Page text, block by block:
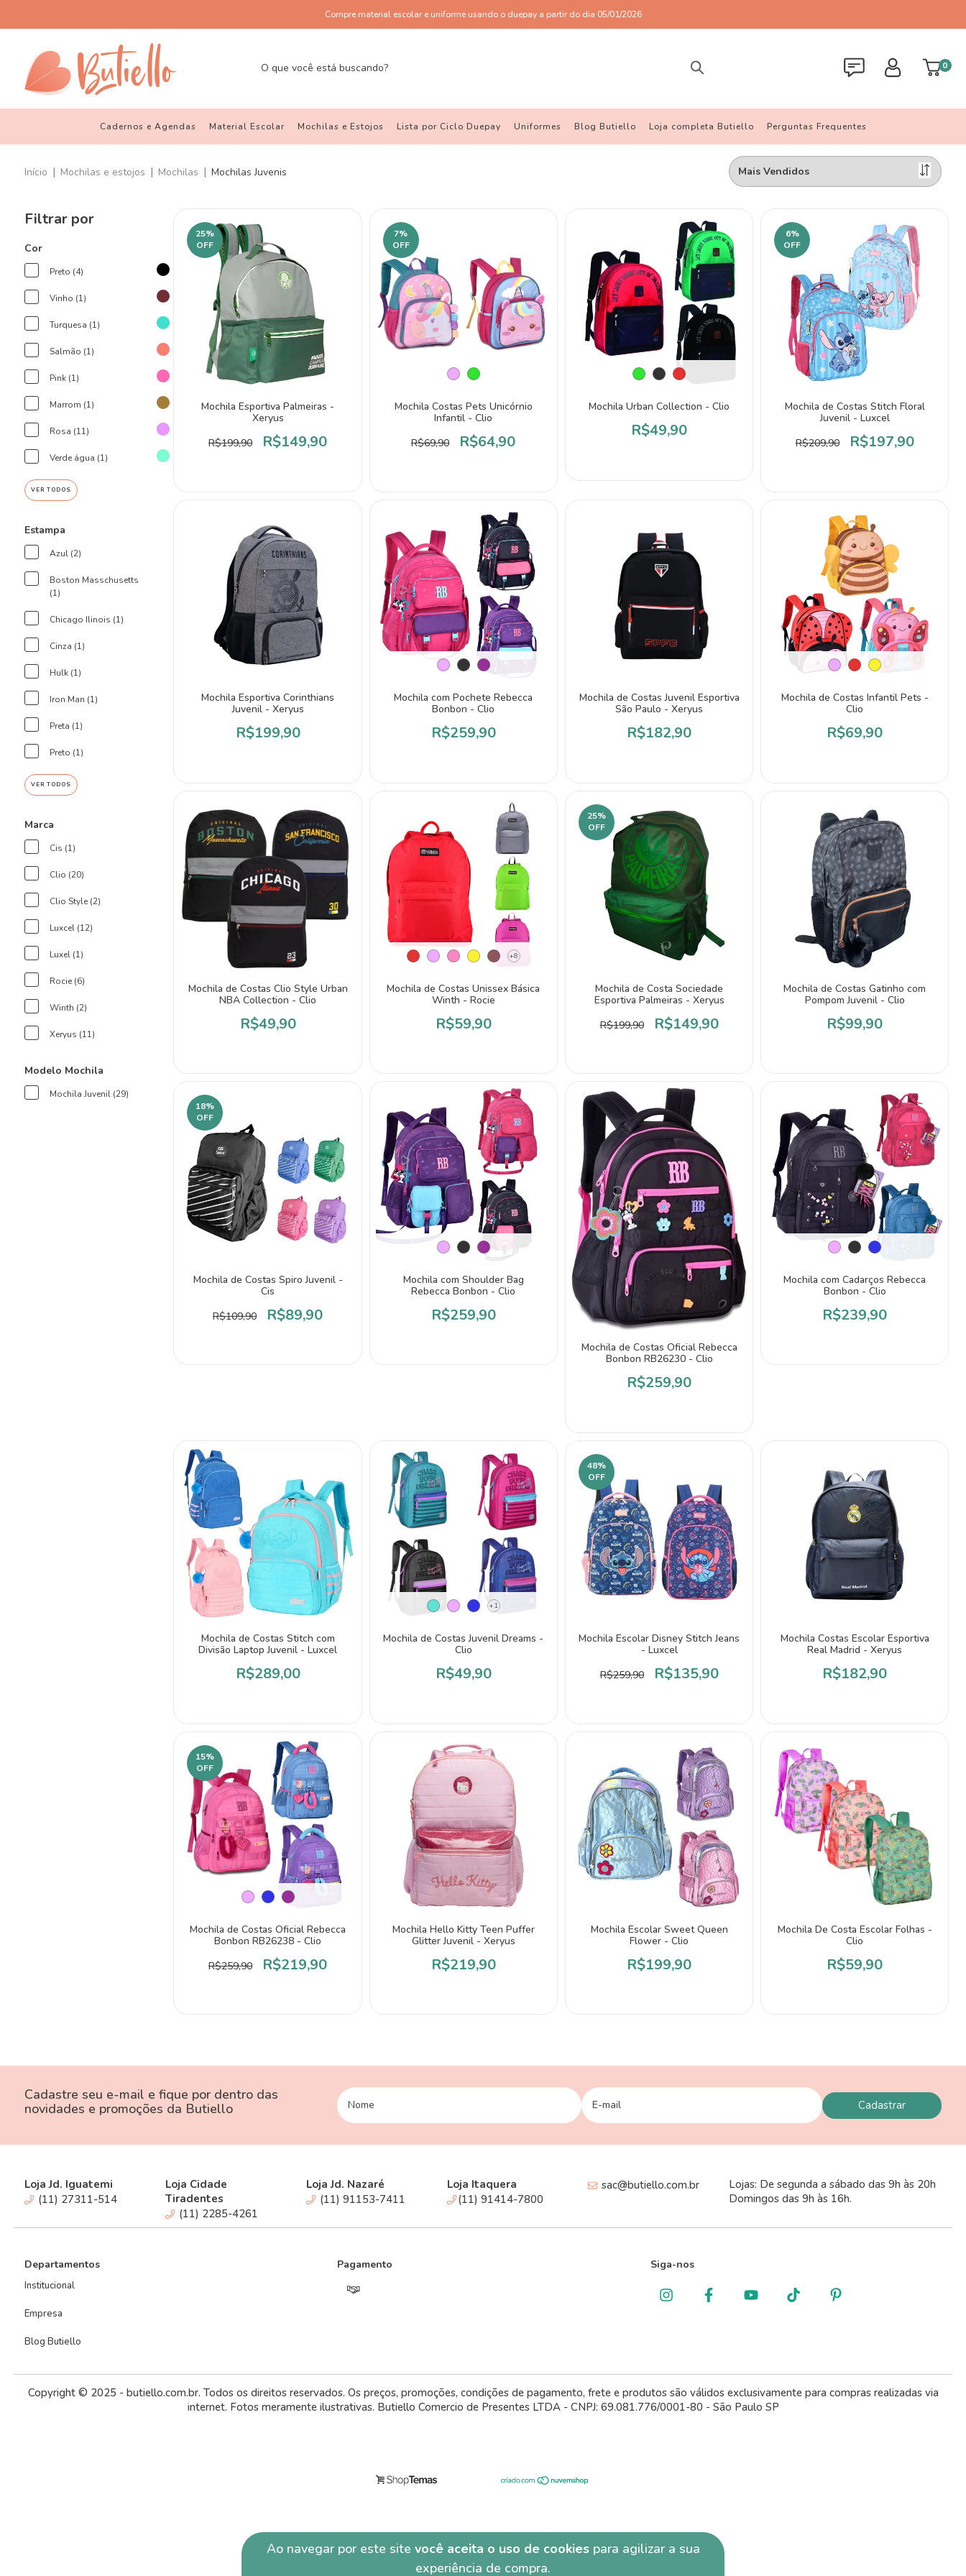
Compre material escolar e uniforme usando o duepay a partir do dia 05/01/2026
0
Cadernos e Agendas Material Escolar Mochilas e Estojos Lista por Ciclo Duepay Uniformes Blog Butiello Loja completa Butiello Perguntas Frequentes
Ao navegar por este site você aceita o uso de cookiespara agilizar a sua
experiência de compra.
Início | Mochilas e estojos | Mochilas | Mochilas Juvenis
Filtrar por
Cor
Preto (4)
Vinho (1)
Turquesa (1)
Salmão (1)
Pink (1)
Marrom (1)
Rosa (11)
Verde água (1)
VER TODOS
Estampa
Azul (2)
Boston Masschusetts
(1)
Chicago Ilinois (1)
Cinza (1)
Hulk (1)
Iron Man (1)
Preta (1)
Preto (1)
VER TODOS
Marca
Cis (1)
Clio (20)
Clio Style (2)
Luxcel (12)
Luxel (1)
Rocie (6)
Winth (2)
Xeryus (11)
Modelo Mochila
Mochila Juvenil (29)
25%
OFF
Mochila Esportiva Palmeiras -
Xeryus
R$199,90
R$149,90
7%
OFF
Mochila Costas Pets Unicórnio
Infantil - Clio
R$69,90
R$64,90
Mochila Urban Collection - Clio
R$49,90
6%
OFF
Mochila de Costas Stitch Floral
Juvenil - Luxcel
R$209,90
R$197,90
Mochila Esportiva Corinthians
Juvenil - Xeryus
R$199,90
Mochila com Pochete Rebecca
Bonbon - Clio
R$259,90
Mochila de Costas Juvenil Esportiva
São Paulo - Xeryus
R$182,90
Mochila de Costas Infantil Pets -
Clio
R$69,90
Mochila de Costas Clio Style Urban
NBA Collection - Clio
R$49,90
+8
Mochila de Costas Unissex Básica
Winth - Rocie
R$59,90
25%
OFF
Mochila de Costa Sociedade
Esportiva Palmeiras - Xeryus
R$199,90
R$149,90
Mochila de Costas Gatinho com
Pompom Juvenil - Clio
R$99,90
18%
OFF
Mochila de Costas Spiro Juvenil -
Cis
R$109,90
R$89,90
Mochila com Shoulder Bag
Rebecca Bonbon - Clio
R$259,90
Mochila de Costas Oficial Rebecca
Bonbon RB26230 - Clio
R$259,90
Mochila com Cadarços Rebecca
Bonbon - Clio
R$239,90
Mochila de Costas Stitch com
Divisão Laptop Juvenil - Luxcel
R$289,00
+1
Mochila de Costas Juvenil Dreams -
Clio
R$49,90
48%
OFF
Mochila Escolar Disney Stitch Jeans
- Luxcel
R$259,90
R$135,90
Mochila Costas Escolar Esportiva
Real Madrid - Xeryus
R$182,90
15%
OFF
Mochila de Costas Oficial Rebecca
Bonbon RB26238 - Clio
R$259,90
R$219,90
Mochila Hello Kitty Teen Puffer
Glitter Juvenil - Xeryus
R$219,90
Mochila Escolar Sweet Queen
Flower - Clio
R$199,90
Mochila De Costa Escolar Folhas -
Clio
R$59,90
Cadastre seu e-mail e fique por dentro das
novidades e promoções da Butiello
Loja Jd. Iguatemi
(11) 27311-514
Loja Cidade
Tiradentes
(11) 2285-4261
Loja Jd. Nazaré
(11) 91153-7411
Loja Itaquera
(11) 91414-7800
sac@butiello.com.br
Lojas: De segunda a sábado das 9h às 20h
Domingos das 9h às 16h.
Departamentos
Institucional
Empresa
Blog Butiello
Pagamento Siga-nos
Copyright © 2025 - butiello.com.br. Todos os direitos reservados. Os preços, promoções, condições de pagamento, frete e produtos são válidos exclusivamente para compras realizadas via
internet. Fotos meramente ilustrativas. Butiello Comercio de Presentes LTDA - CNPJ: 69.081.776/0001-80 - São Paulo SP